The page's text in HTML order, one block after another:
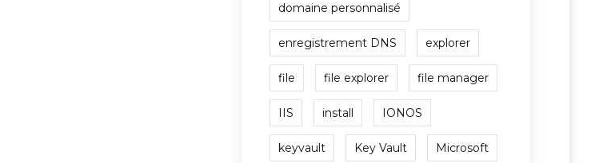
domaine personnalisé
enregistrement DNS explorer
file file explorer file manager
IIS install IONOS
keyvault Key Vault Microsoft